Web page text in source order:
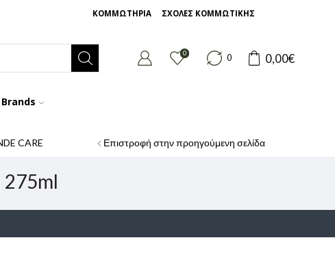
ΚΟΜΜΩΤΗΡΙΑ ΣΧΟΛΕΣ ΚΟΜΜΩΤΙΚΗΣ
0 0 0,00€
Brands
CARE Επιστροφή στην προηγούμενη σελίδα
275ml